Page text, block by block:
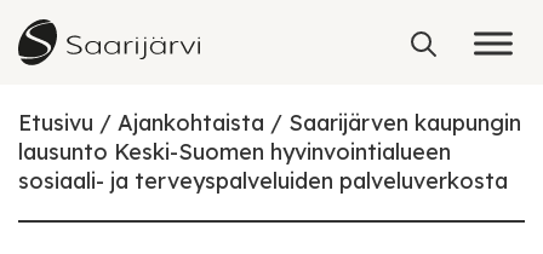
Skip to content
Etusivu Ajankohtaista
Saarijärven kaupungin
lausunto Keski-Suomen hyvinvointialueen
sosiaali- ja terveyspalveluiden palveluverkosta